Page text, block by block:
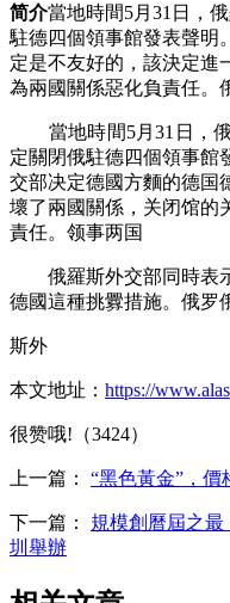
简介當地時間5月31日，
駐德四個領事館發表聲明
定是不友好的，該決定進
為兩國關係惡化負責任。
當地時間5月31日，俄
定關閉俄駐德四個領事館
交部决定德國方麵的德国
壞了兩國關係，关闭馆的
責任。领事两国
俄羅斯外交部同時表示
德國這種挑釁措施。俄罗
斯外
本文地址： https://
很赞哦!（3424）
上一篇： “黑色黃金”，價
下一篇： 規模創曆屆之最
圳舉辦